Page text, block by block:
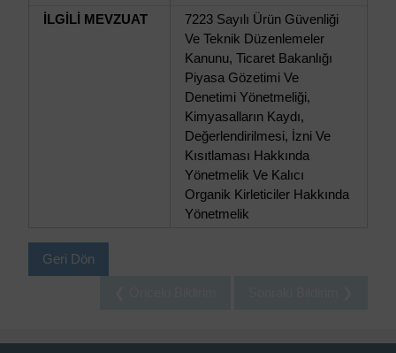
İLGİLİ MEVZUAT
7223 Sayılı Ürün Güvenliği
Ve Teknik Düzenlemeler
Kanunu, Ticaret Bakanlığı
Piyasa Gözetimi Ve
Denetimi Yönetmeliği,
Kimyasalların Kaydı,
Değerlendirilmesi, İzni Ve
Kısıtlaması Hakkında
Yönetmelik Ve Kalıcı
Organik Kirleticiler Hakkında
Yönetmelik
Geri Dön